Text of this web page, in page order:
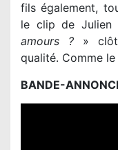
fils également,
le clip de Julien
amours ? » clôt
qualité. Comme le
BANDE-